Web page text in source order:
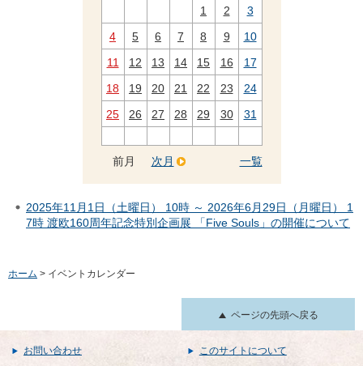
1
2
3
4
5 6 7 8 9
10
11
12 13 14 15 16
17
18
19 20 21 22 23
24
25
26 27 28 29 30 31
前月 一覧
次月
2025年11月1日（土曜日） 10時 ～ 2026年6月29日（月曜日） 1
7時 渡欧160周年記念特別企画展 「Five Souls」の開催について
ホーム > イベントカレンダー
ページの先頭へ戻る
お問い合わせ このサイトについて